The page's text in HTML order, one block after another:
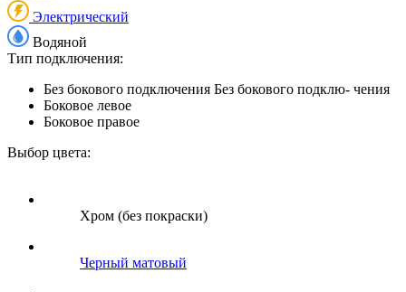
Электрический
Водяной
Тип подключения:
Без бокового подключения Без бокового подклю- чения
Боковое левое
Боковое правое
Выбор цвета:
Хром (без покраски)
Черный матовый